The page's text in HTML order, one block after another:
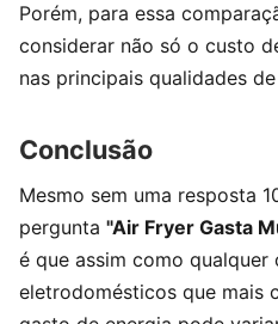
Porém, para essa
considerar não só o custo
nas principais qualidades
Conclusão
Mesmo sem uma resposta
pergunta "Air Fryer Gasta
é que assim como qualquer
eletrodomésticos que mais